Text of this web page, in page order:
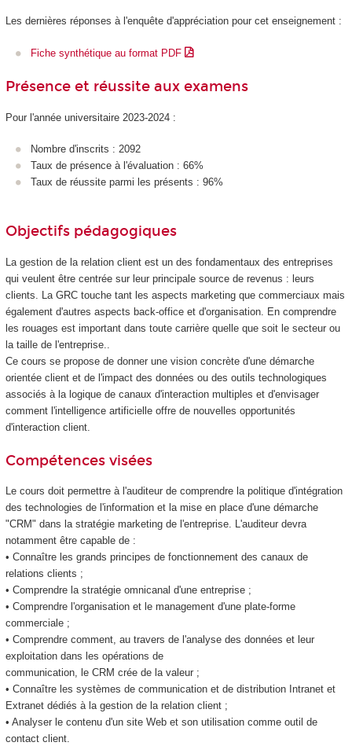
Les dernières réponses à l'enquête d'appréciation pour cet enseignement :
Fiche synthétique au format PDF
Présence et réussite aux examens
Pour l'année universitaire 2023-2024 :
Nombre d'inscrits : 2092
Taux de présence à l'évaluation : 66%
Taux de réussite parmi les présents : 96%
Objectifs pédagogiques
La gestion de la relation client est un des fondamentaux des entreprises
qui veulent être centrée sur leur principale source de revenus : leurs
clients. La GRC touche tant les aspects marketing que commerciaux mais
également d'autres aspects back-office et d'organisation. En comprendre
les rouages est important dans toute carrière quelle que soit le secteur ou
la taille de l'entreprise..
Ce cours se propose de donner une vision concrète d'une démarche
orientée client et de l'impact des données ou des outils technologiques
associés à la logique de canaux d'interaction multiples et d'envisager
comment l'intelligence artificielle offre de nouvelles opportunités
d'interaction client.
Compétences visées
Le cours doit permettre à l'auditeur de comprendre la politique d'intégration
des technologies de l'information et la mise en place d'une démarche
"CRM" dans la stratégie marketing de l'entreprise. L'auditeur devra
notamment être capable de :
• Connaître les grands principes de fonctionnement des canaux de
relations clients ;
• Comprendre la stratégie omnicanal d'une entreprise ;
• Comprendre l'organisation et le management d'une plate-forme
commerciale ;
• Comprendre comment, au travers de l'analyse des données et leur
exploitation dans les opérations de
communication, le CRM crée de la valeur ;
• Connaître les systèmes de communication et de distribution Intranet et
Extranet dédiés à la gestion de la relation client ;
• Analyser le contenu d'un site Web et son utilisation comme outil de
contact client.